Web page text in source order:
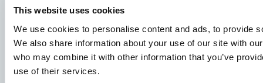
This website uses cookies
We use cookies to personalise content and ads, to provide
We also share information about your use of our site with
who may combine it with other information that you’ve
use of their services.
Arter